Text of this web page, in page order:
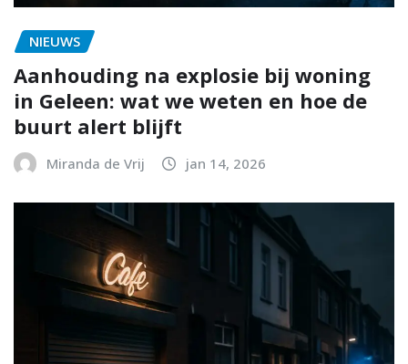
NIEUWS
Aanhouding na explosie bij woning
in Geleen: wat we weten en hoe de
buurt alert blijft
Miranda de Vrij jan 14, 2026